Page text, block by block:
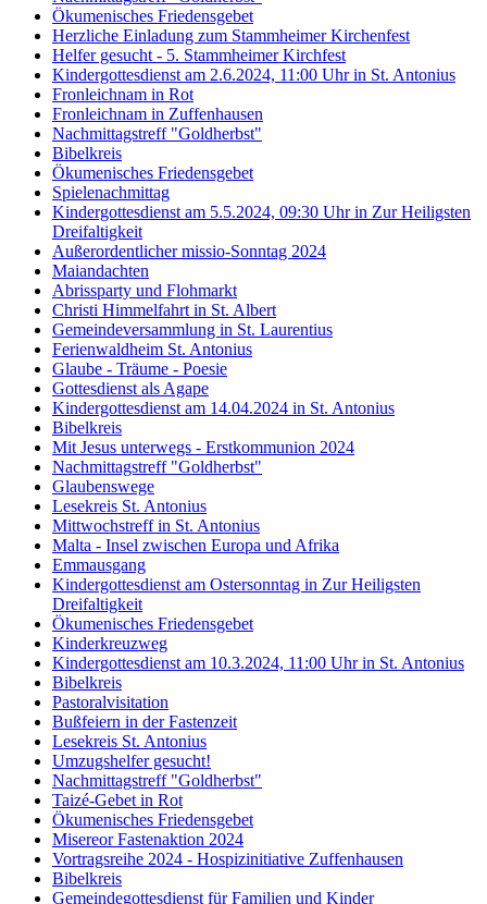
Ökumenisches Friedensgebet
Herzliche Einladung zum Stammheimer Kirchenfest
Helfer gesucht - 5. Stammheimer Kirchfest
Kindergottesdienst am 2.6.2024, 11:00 Uhr in St. Antonius
Fronleichnam in Rot
Fronleichnam in Zuffenhausen
Nachmittagstreff "Goldherbst"
Bibelkreis
Ökumenisches Friedensgebet
Spielenachmittag
Kindergottesdienst am 5.5.2024, 09:30 Uhr in Zur Heiligsten
Dreifaltigkeit
Außerordentlicher missio-Sonntag 2024
Maiandachten
Abrissparty und Flohmarkt
Christi Himmelfahrt in St. Albert
Gemeindeversammlung in St. Laurentius
Ferienwaldheim St. Antonius
Glaube - Träume - Poesie
Gottesdienst als Agape
Kindergottesdienst am 14.04.2024 in St. Antonius
Bibelkreis
Mit Jesus unterwegs - Erstkommunion 2024
Nachmittagstreff "Goldherbst"
Glaubenswege
Lesekreis St. Antonius
Mittwochstreff in St. Antonius
Malta - Insel zwischen Europa und Afrika
Emmausgang
Kindergottesdienst am Ostersonntag in Zur Heiligsten
Dreifaltigkeit
Ökumenisches Friedensgebet
Kinderkreuzweg
Kindergottesdienst am 10.3.2024, 11:00 Uhr in St. Antonius
Bibelkreis
Pastoralvisitation
Bußfeiern in der Fastenzeit
Lesekreis St. Antonius
Umzugshelfer gesucht!
Nachmittagstreff "Goldherbst"
Taizé-Gebet in Rot
Ökumenisches Friedensgebet
Misereor Fastenaktion 2024
Vortragsreihe 2024 - Hospizinitiative Zuffenhausen
Bibelkreis
Gemeindegottesdienst für Familien und Kinder